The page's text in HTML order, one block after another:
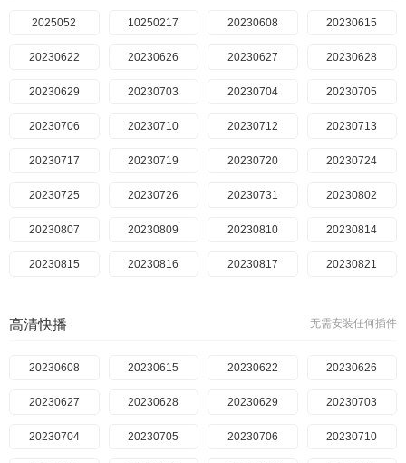
20221121 20221123 20221129 20221130
20221201 20221208 20221212 20221213
20221215 20221219 20221221 20221226
20221229 20230102 20230105 20230109
20230118 20230125 20230131 20230207
20230208 20230220 20230221 20230228
20230306 20230307 20230308 20230313
20230314 20230321 20230322 20230327
20230410
20230419 20230420 20230424 20230425
20230426 20230502 20230503 20230504
20230508 20230509 20230510 20230511
2025052 10250217 20230608 20230615
20230622 20230626 20230627 20230628
20230629 20230703 20230704 20230705
20230706 20230710 20230712 20230713
20230717 20230719 20230720 20230724
20230725 20230726 20230731 20230802
20230807 20230809 20230810 20230814
20230815 20230816 20230817 20230821
20230912
20230919 20230921 20230925 20230928
20231003 20231004 20231005 20231009
20231010 20231011 20231012 20231016
无需安装任何插件
高清快播
20230608 20230615 20230622 20230626
20230627 20230628 20230629 20230703
20230704 20230705 20230706 20230710